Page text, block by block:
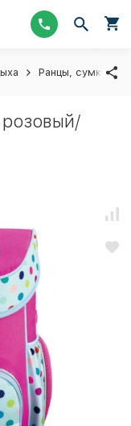
Ранцы, сумки и
розовый/